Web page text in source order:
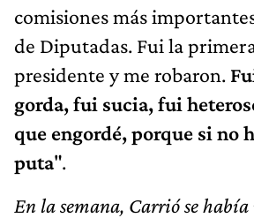
comisiones más
de Diputadas. Fui la
presidente y me robaron.
gorda, fui sucia, fui
que engordé, porque si no
puta".
En la semana, Carrió se